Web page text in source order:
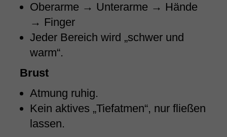
Oberarme → Unterarme → Hände
→ Finger
Jeder Bereich wird „schwer und
warm“.
Brust
Atmung ruhig.
Kein aktives „Tiefatmen“, nur fließen
lassen.